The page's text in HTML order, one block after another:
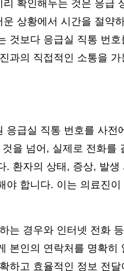
확인해두는 것은 응급
상황에서 시간을 절약
것보다 응급실 직통 번
과의 직접적인 소통을
응급실 직통 번호를 사전
을 넘어, 실제로 전화를
. 환자의 상태, 증상, 발
야 합니다. 이는 의료진
는 경우와 인터넷 전화
본인의 연락처를 명확히
하고 효율적인 정보 전